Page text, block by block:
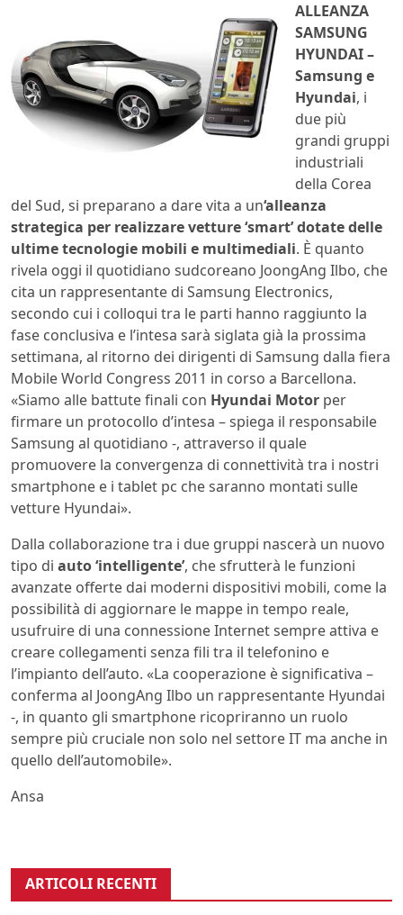
ALLEANZA
SAMSUNG
HYUNDAI –
Samsung e
Hyundai, i
due più
grandi gruppi
industriali
della Corea
del Sud, si preparano a dare vita a un‘alleanza
strategica per realizzare vetture ‘smart’ dotate delle
ultime tecnologie mobili e multimediali. È quanto
rivela oggi il quotidiano sudcoreano JoongAng Ilbo, che
cita un rappresentante di Samsung Electronics,
secondo cui i colloqui tra le parti hanno raggiunto la
fase conclusiva e l’intesa sarà siglata già la prossima
settimana, al ritorno dei dirigenti di Samsung dalla fiera
Mobile World Congress 2011 in corso a Barcellona.
«Siamo alle battute finali con Hyundai Motor per
firmare un protocollo d’intesa – spiega il responsabile
Samsung al quotidiano -, attraverso il quale
promuovere la convergenza di connettività tra i nostri
smartphone e i tablet pc che saranno montati sulle
vetture Hyundai».
Dalla collaborazione tra i due gruppi nascerà un nuovo
tipo di auto ‘intelligente’, che sfrutterà le funzioni
avanzate offerte dai moderni dispositivi mobili, come la
possibilità di aggiornare le mappe in tempo reale,
usufruire di una connessione Internet sempre attiva e
creare collegamenti senza fili tra il telefonino e
l’impianto dell’auto. «La cooperazione è significativa –
conferma al JoongAng Ilbo un rappresentante Hyundai
-, in quanto gli smartphone ricopriranno un ruolo
sempre più cruciale non solo nel settore IT ma anche in
quello dell’automobile».
Ansa
ARTICOLI RECENTI